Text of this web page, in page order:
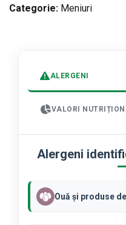
Categorie: Meniuri
ALERGENI
VALORI
Alergeni
Ouă și produse